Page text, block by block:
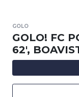
GOLO
GOLO! FC
62',